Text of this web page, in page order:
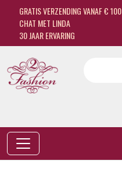
GRATIS VERZENDING VANAF € 100
CHAT MET LINDA
30 JAAR ERVARING